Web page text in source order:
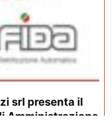
srl presenta il
Amministrazione